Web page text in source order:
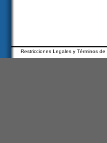
Restricciones Legales y Términos de